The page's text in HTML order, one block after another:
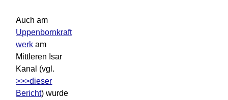
Auch am
Uppenbornkraft
werk am
Mittleren Isar
Kanal (vgl.
>>>dieser
Bericht) wurde